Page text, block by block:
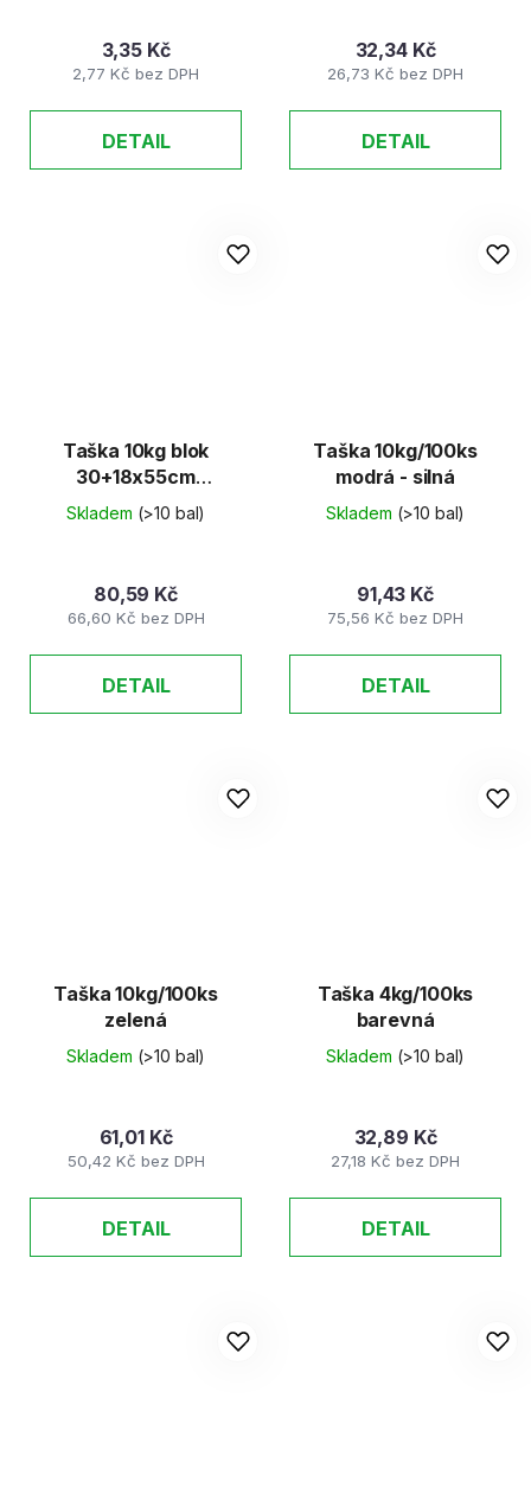
2,77 Kč bez DPH
3,35 Kč
DETAIL
26,73 Kč bez DPH
32,34 Kč
DETAIL
Taška 10kg blok
30+18x55cm
ČERVENÁ – SILNÁ
(100ks)
Skladem (>10 bal)
66,60 Kč bez DPH
80,59 Kč
DETAIL
Taška 10kg/100ks
modrá - silná
Skladem (>10 bal)
75,56 Kč bez DPH
91,43 Kč
DETAIL
Taška 10kg/100ks
zelená
Skladem (>10 bal)
50,42 Kč bez DPH
61,01 Kč
DETAIL
Taška 4kg/100ks
barevná
Skladem (>10 bal)
27,18 Kč bez DPH
32,89 Kč
DETAIL